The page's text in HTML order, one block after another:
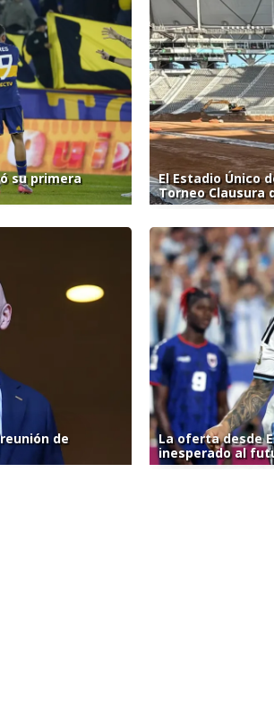
su primera
El Estadio Único
Torneo Clausura
de
La oferta desde
inesperado al